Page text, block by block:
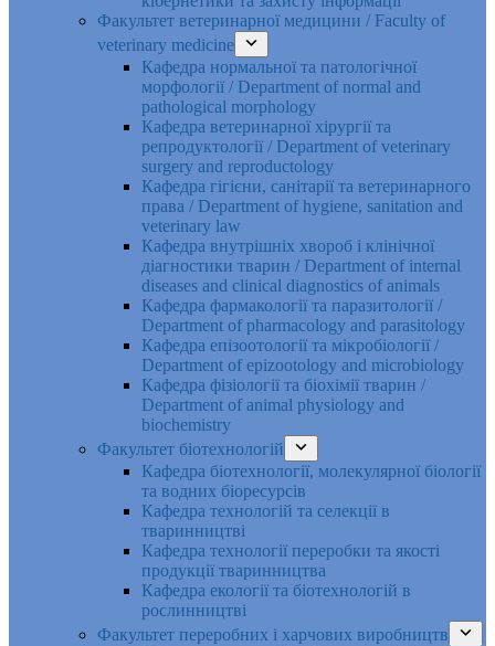
Факультет ветеринарної медицини / Faculty of
veterinary medicine
Кафедра нормальної та патологічної
морфології / Department of normal and
pathological morphology
Кафедра ветеринарної хірургії та
репродуктології / Department of veterinary
surgery and reproductology
Кафедра гігієни, санітарії та ветеринарного
права / Department of hygiene, sanitation and
veterinary law
Кафедра внутрішніх хвороб і клінічної
діагностики тварин / Department of internal
diseases and clinical diagnostics of animals
Кафедра фармакології та паразитології /
Department of pharmacology and parasitology
Кафедра епізоотології та мікробіології /
Department of epizootology and microbiology
Кафедра фізіології та біохімії тварин /
Department of animal physiology and
biochemistry
Факультет біотехнологій
Кафедра біотехнології, молекулярної біології
та водних біоресурсів
Кафедра технологій та селекції в
тваринництві
Кафедра технології переробки та якості
продукції тваринництва
Кафедра екології та біотехнологій в
рослинництві
Факультет переробних і харчових виробництв